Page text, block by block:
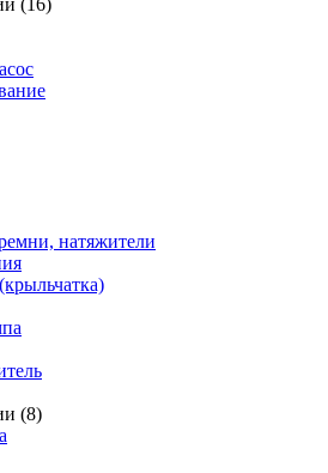
(16)
натяжители
(8)